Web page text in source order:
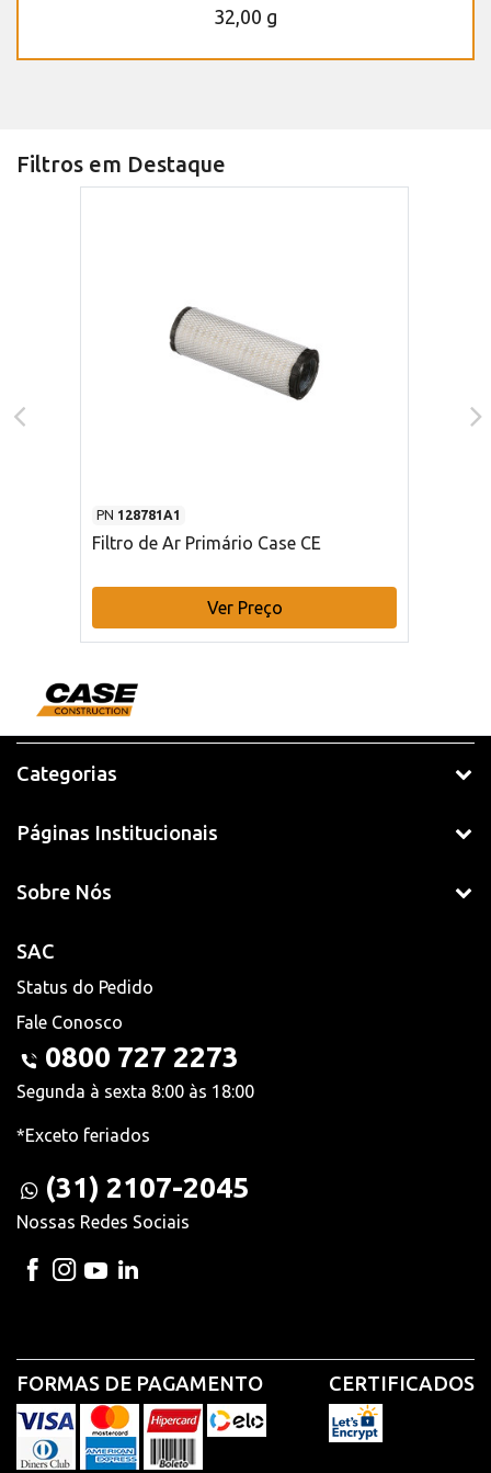
32,00 g
Filtros em Destaque
PN 128781A1
Filtro de Ar Primário Case CE
Ver Preço
Categorias
Páginas Institucionais
Sobre Nós
SAC
Status do Pedido
Fale Conosco
0800 727 2273
Segunda à sexta 8:00 às 18:00
*Exceto feriados
(31) 2107-2045
Nossas Redes Sociais
FORMAS DE PAGAMENTO CERTIFICADOS